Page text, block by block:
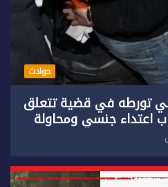
حوادث
تورطه في قضية تتعلق
اعتداء جنسي ومحاولة